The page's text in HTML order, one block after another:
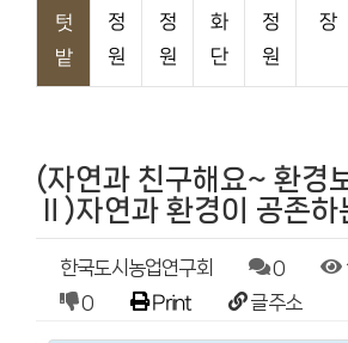
텃
밭
정
원
정
원
화
단
정
원
장
(자연과 친구해요~ 환경
Ⅱ)자연과 환경이 공존하
한국도시농업연구회 0
0
Print 글주소